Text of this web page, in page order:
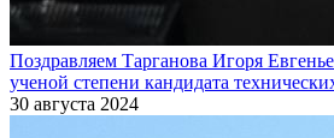
Поздравляем Тарганова Игоря
ученой степени кандидата
30 августа 2024